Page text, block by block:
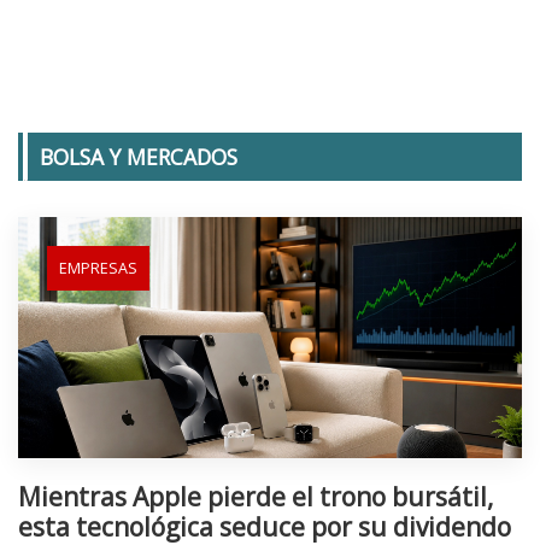
BOLSA Y MERCADOS
EMPRESAS
Mientras Apple pierde el trono bursátil,
esta tecnológica seduce por su dividendo